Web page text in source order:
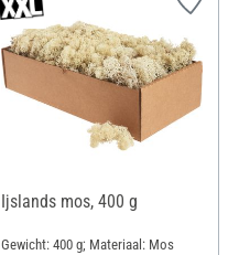
Ijslands mos, 400 g
Gewicht: 400 g; Materiaal: Mos